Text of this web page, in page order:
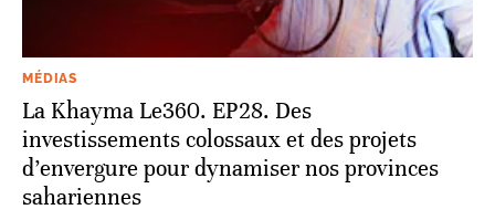
MÉDIAS
La Khayma Le360. EP28. Des
investissements colossaux et des projets
d’envergure pour dynamiser nos provinces
sahariennes